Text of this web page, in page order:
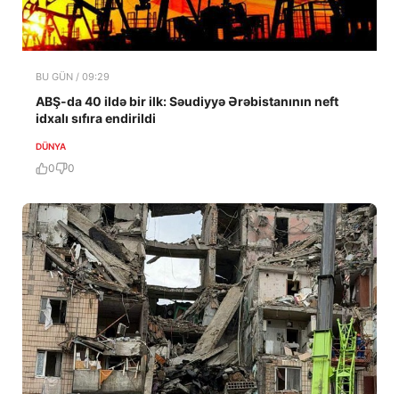
BU GÜN / 09:29
ABŞ-da 40 ildə bir ilk: Səudiyyə Ərəbistanının neft
idxalı sıfıra endirildi
DÜNYA
0 0